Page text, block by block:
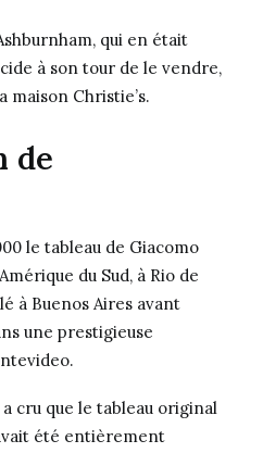
qui en était
à son tour de le vendre,
maison Christie’s.
de
le tableau de Giacomo
du Sud, à Rio de
à Buenos Aires avant
une prestigieuse
cru que le tableau original
été entièrement